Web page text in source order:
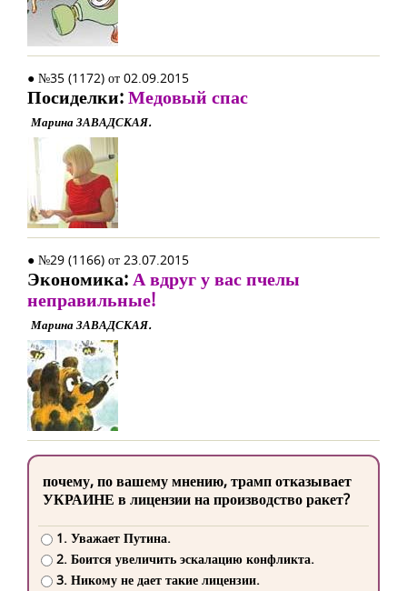
● №35 (1172) от 02.09.2015
Посиделки:Медовый спас
Марина ЗАВАДСКАЯ.
● №29 (1166) от 23.07.2015
Экономика:А вдруг у вас пчелы
неправильные!
Марина ЗАВАДСКАЯ.
почему, по вашему мнению, трамп отказывает
УКРАИНЕ в лицензии на производство ракет?
1. Уважает Путина.
2. Боится увеличить эскалацию конфликта.
3. Никому не дает такие лицензии.